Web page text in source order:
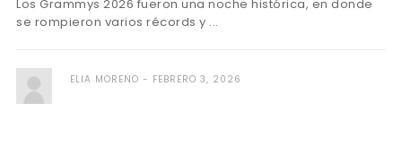
Los Grammys 2026 fueron una noche histórica, en donde
se rompieron varios récords y ...
ELIA MORENO FEBRERO 3, 2026